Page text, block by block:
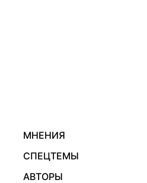
МНЕНИЯ
СПЕЦТЕМЫ
АВТОРЫ